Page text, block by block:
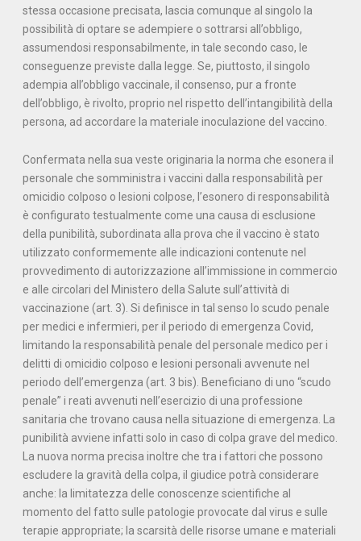
stessa occasione precisata, lascia comunque al singolo la
possibilità di optare se adempiere o sottrarsi all’obbligo,
assumendosi responsabilmente, in tale secondo caso, le
conseguenze previste dalla legge. Se, piuttosto, il singolo
adempia all’obbligo vaccinale, il consenso, pur a fronte
dell’obbligo, è rivolto, proprio nel rispetto dell’intangibilità della
persona, ad accordare la materiale inoculazione del vaccino.
Confermata nella sua veste originaria la norma che esonera il
personale che somministra i vaccini dalla responsabilità per
omicidio colposo o lesioni colpose, l’esonero di responsabilità
è configurato testualmente come una causa di esclusione
della punibilità, subordinata alla prova che il vaccino è stato
utilizzato conformemente alle indicazioni contenute nel
provvedimento di autorizzazione all’immissione in commercio
e alle circolari del Ministero della Salute sull’attività di
vaccinazione (art. 3). Si definisce in tal senso lo scudo penale
per medici e infermieri, per il periodo di emergenza Covid,
limitando la responsabilità penale del personale medico per i
delitti di omicidio colposo e lesioni personali avvenute nel
periodo dell’emergenza (art. 3 bis). Beneficiano di uno “scudo
penale” i reati avvenuti nell’esercizio di una professione
sanitaria che trovano causa nella situazione di emergenza. La
punibilità avviene infatti solo in caso di colpa grave del medico.
La nuova norma precisa inoltre che tra i fattori che possono
escludere la gravità della colpa, il giudice potrà considerare
anche: la limitatezza delle conoscenze scientifiche al
momento del fatto sulle patologie provocate dal virus e sulle
terapie appropriate; la scarsità delle risorse umane e materiali